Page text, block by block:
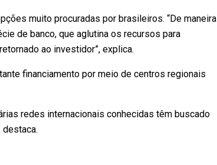
muito procuradas por brasileiros. “De maneira
de banco, que aglutina os recursos para
ao investidor”, explica.
financiamento por meio de centros regionais
redes internacionais conhecidas têm buscado